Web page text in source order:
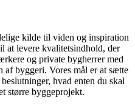
kilde til viden og inspiration
at levere kvalitetsindhold, der
og private bygherrer med
af byggeri. Vores mål er at sætte
hvad enten du skal
større byggeprojekt.